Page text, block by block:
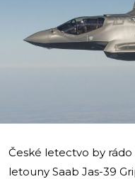
České letectvo by rádo
letouny Saab Jas-39